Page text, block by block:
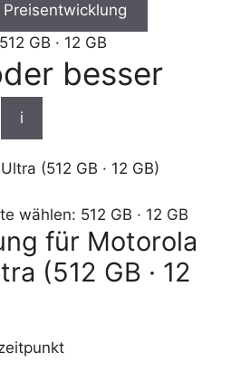
Preisentwicklung
512 GB · 12 GB
besser
i
(512 GB · 12 GB)
wählen: 512 GB · 12 GB
für Motorola
(512 GB · 12